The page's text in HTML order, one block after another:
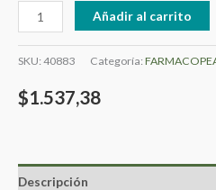
Añadir al carrito
SKU: 40883 Categoría:
$1.537,38
Descripción